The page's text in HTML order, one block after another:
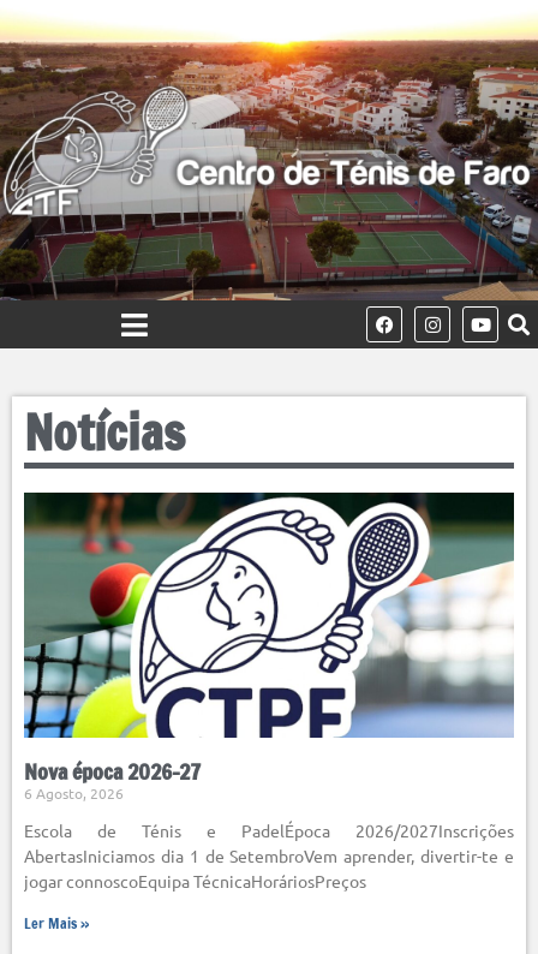
Notícias
Nova época 2026-27
6 Agosto, 2026
Escola de Ténis e PadelÉpoca 2026/2027Inscrições
AbertasIniciamos dia 1 de SetembroVem aprender, divertir-te e
jogar connoscoEquipa TécnicaHoráriosPreços
Ler Mais »